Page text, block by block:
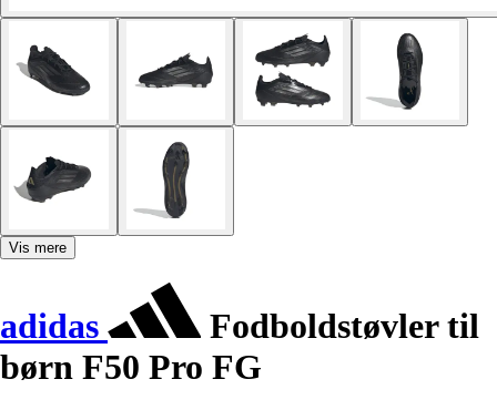
Vis mere
adidas
Fodboldstøvler til
børn F50 Pro FG